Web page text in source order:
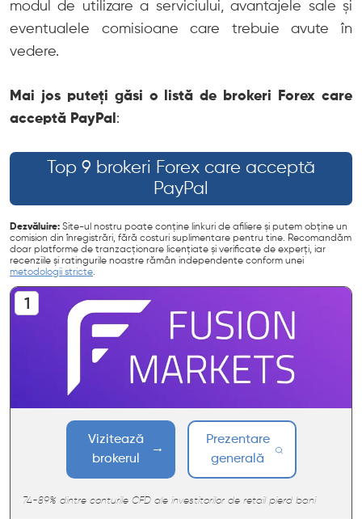
modul de utilizare a serviciului, avantajele sale și
eventualele comisioane care trebuie avute în
vedere.
Mai jos puteți găsi o listă de brokeri Forex care
acceptă PayPal :
Top 9 brokeri Forex care acceptă
PayPal
Dezvăluire: Site-ul nostru poate conține linkuri de afiliere și putem obține un
comision din înregistrări, fără costuri suplimentare pentru tine. Recomandăm
doar platforme de tranzacționare licențiate și verificate de experți, iar
recenziile și ratingurile noastre rămân independente conform unei
metodologii stricte.
Vizitează
brokerul
Prezentare
generală
74-89% dintre conturile CFD ale investitorilor de retail pierd bani